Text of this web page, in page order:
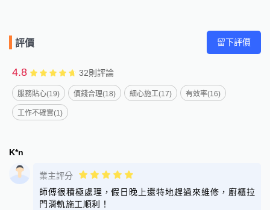
評價 留下評價
4.8 32則評論
服務貼心(19) 價錢合理(18) 細心施工(17) 有效率(16)
工作不確實(1)
K*n
業主評分
師傅很積極處理，假日晚上還特地趕過來維修，廚櫃拉
門滑軌施工順利！